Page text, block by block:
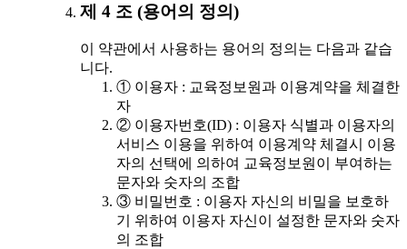
제 4 조 (용어의 정의)
이 약관에서 사용하는 용어의 정의는 다음과 같습
니다.
① 이용자 : 교육정보원과 이용계약을 체결한
자
② 이용자번호(ID) : 이용자 식별과 이용자의
서비스 이용을 위하여 이용계약 체결시 이용
자의 선택에 의하여 교육정보원이 부여하는
문자와 숫자의 조합
③ 비밀번호 : 이용자 자신의 비밀을 보호하
기 위하여 이용자 자신이 설정한 문자와 숫자
의 조합